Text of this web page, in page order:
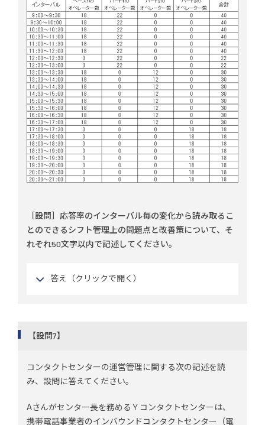
［設問］応答率のインターバル毎の変化から読み取るこ
とのできるシフト管理上の問題点と改善策について、そ
れぞれ50文字以内で記述してください。
答え（クリックで開く）
【設問7】
コンタクトセンターの運営管理に関する次の記述を読
み、設問に答えてください。
Aさんがセンター長を務めるＹコンタクトセンターは、
携帯電話事業者のインバウンドコンタクトセンター（電